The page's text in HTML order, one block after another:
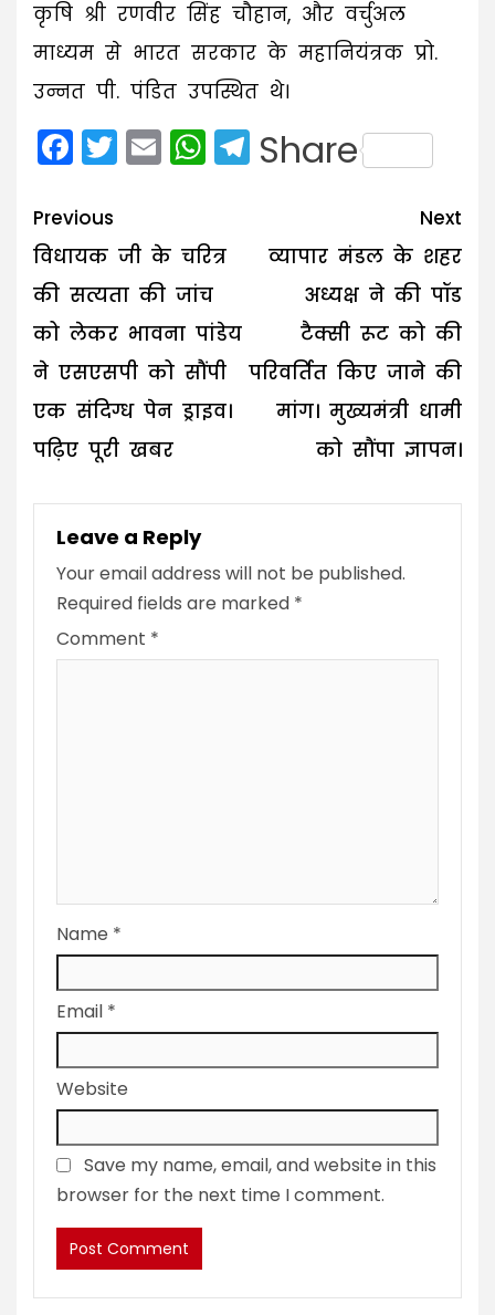
कृषि श्री रणवीर सिंह चौहान, और वर्चुअल
माध्यम से भारत सरकार के महानियंत्रक प्रो.
उन्नत पी. पंडित उपस्थित थे।
Facebook
Twitter
EmailWhatsApp
Telegram
Share
Post
navigation
Previous
विधायक जी के चरित्र
की सत्यता की जांच
को लेकर भावना पांडेय
ने एसएसपी को सौंपी
एक संदिग्ध पेन ड्राइव।
पढ़िए पूरी खबर
Next
व्यापार मंडल के शहर
अध्यक्ष ने की पॉड
टैक्सी रूट को की
परिवर्तित किए जाने की
मांग। मुख्यमंत्री धामी
को सौंपा ज्ञापन।
Leave a Reply
Your email address will not be published.
Required fields are marked *
Comment *
Name *
Email *
Website
Save my name, email, and website in this
browser for the next time I comment.